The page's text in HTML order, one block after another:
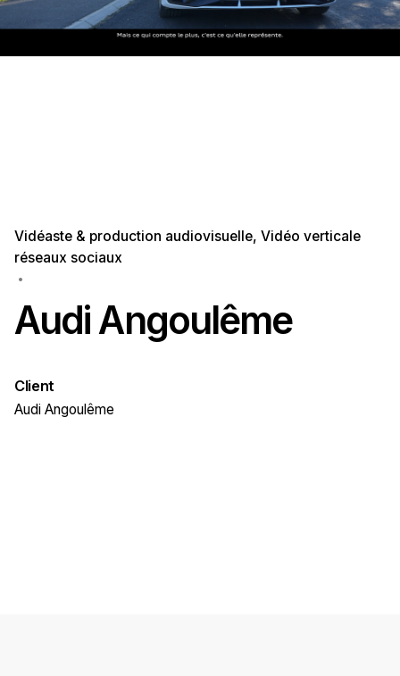
Vidéaste & production audiovisuelle Vidéo verticale
réseaux sociaux
Audi Angoulême
Client
Audi Angoulême